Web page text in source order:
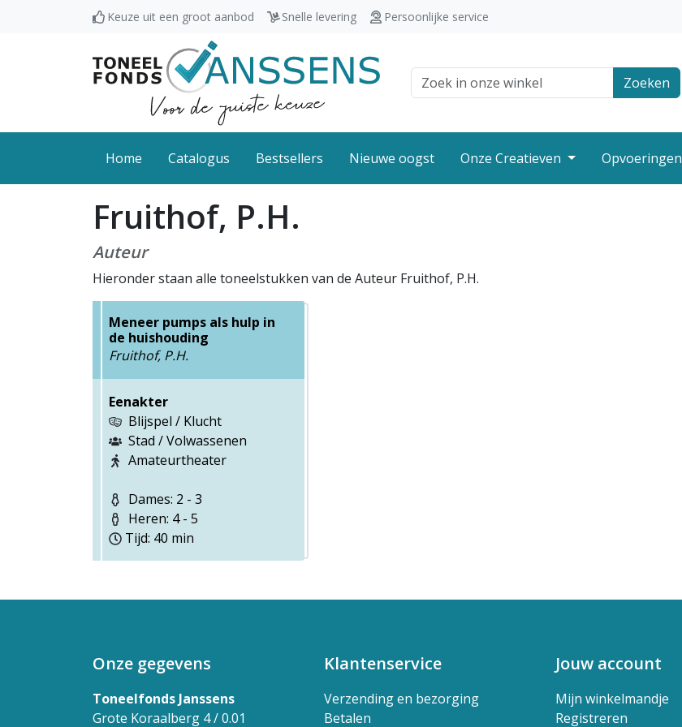
Keuze uit een groot aanbod Snelle levering Persoonlijke service
Zoek veld Zoeken
Home Catalogus Bestsellers Nieuwe oogst Onze Creatieven Opvoeringen
Fruithof, P.H.
Auteur
Hieronder staan alle toneelstukken van de Auteur Fruithof, P.H.
Meneer pumps als hulp in
de huishouding
Fruithof, P.H.
Eenakter
Blijspel / Klucht
Stad / Volwassenen
Amateurtheater
Dames: 2 - 3
Heren: 4 - 5
Tijd: 40 min
Onze gegevens
Toneelfonds Janssens
Grote Koraalberg 4 / 0.01
Klantenservice
Verzending en bezorging
Betalen
Jouw account
Mijn winkelmandje
Registreren